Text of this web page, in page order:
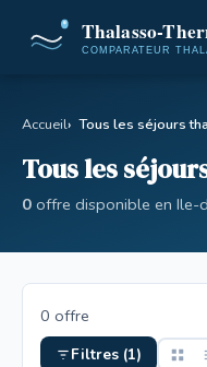
Accueil Tous les séjours
Tous les
0 offre disponible en Ile-
0 offre
Filtres (1)